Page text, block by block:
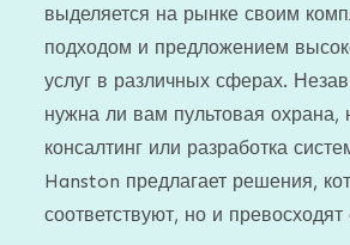
выделяется на рынке своим
подходом и предложением
услуг в различных сферах.
нужна ли вам пультовая охрана,
консалтинг или разработка
Hanston предлагает решения,
соответствуют, но и